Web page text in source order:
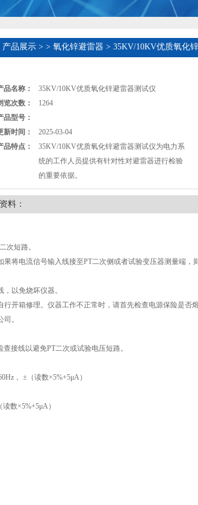
产品展示> > 氧化锌避雷器 > 35KV/10KV优质氧化
品名称：
35KV/10KV优质氧化锌避雷器测试仪
览次数：
1264
品型号：
新时间：
2025-03-04
品特点：
35KV/10KV优质氧化锌避雷器测试仪为电力系
统的工作人员提供有针对性对避雷器进行检验
的重要依据。
料：
次短路。
将电流信号输入线接至PT二次侧或者试验变压器测量端，
以免烧坏仪器。
开箱修理。仪器工作不正常时，请首先检查电源保险是否
。
接线以避免PT二次或试验电压短路。
， ±（读数×5%+5μA）
数×5%+5μA）